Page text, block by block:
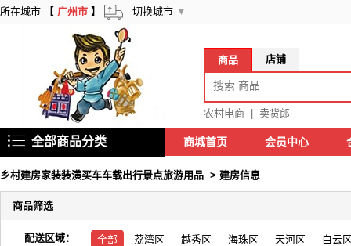
所在城市 【 广州市 】 切换城市 ▼
商品 店铺
农村电商 卖货郎
全部商品分类 商城首页 会员中心
乡村建房家装装潢买车车载出行景点旅游用品 > 建房信息
商品筛选
配送区域： 全部 荔湾区 越秀区 海珠区 天河区 白云